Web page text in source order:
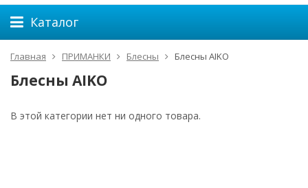
Каталог
Главная ПРИМАНКИ Блесны Блесны AIKO
Блесны AIKO
В этой категории нет ни одного товара.